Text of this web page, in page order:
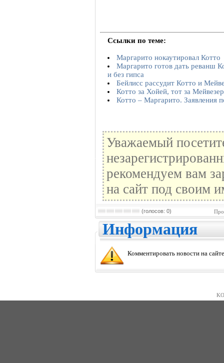
Ссылки по теме:
Маргарито нокаутировал Котто
Маргарито готов дать реванш
и без гипса
Бейлисс рассудит Котто и
Котто за Хойей, тот за
Котто – Маргарито. Заявления
Уважаемый
рекомендуем вам
на сайт под своим
(голосов: 0)
Информация
Комментировать новости на